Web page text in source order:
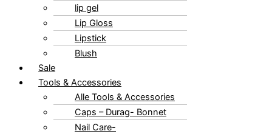
lip gel
Lip Gloss
Lipstick
Blush
Sale
Tools & Accessories
Alle Tools & Accessories
Caps – Durag- Bonnet
Nail Care-